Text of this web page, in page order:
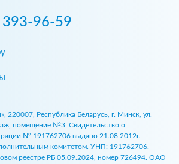
393-96-59
220007, Республика Беларусь, г. Минск, ул.
помещение №3. Свидетельство о
№ 191762706 выдано 21.08.2012г.
комитетом. УНП: 191762706.
реестре РБ 05.09.2024, номер 726494. ОАО